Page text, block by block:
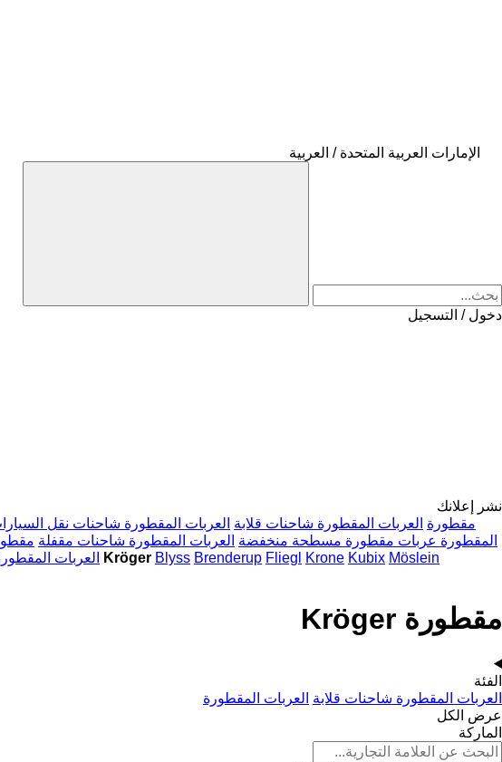
الإمارات العربية المتحدة / العربية
دخول / التسجيل
نشر إعلانك
مقطورة العربات المقطورة شاحنات قلابة العربات المقطورة شاحنات نقل
المقطورة عربات مقطورة مسطحة منخفضة العربات المقطورة شاحنات مقفلة
العربات
مقطورة Kröger Blyss Brenderup Fliegl Krone Kubix Möslein
مقطورة Kröger
الفئة
العربات المقطورة شاحنات قلابة العربات المقطورة
عرض الكل
الماركة